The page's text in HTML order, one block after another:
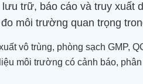
trữ, báo cáo và truy xuất
môi trường quan trọng
vô trùng, phòng sạch GMP,
môi trường có cảnh báo,